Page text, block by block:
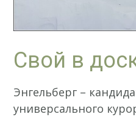
Свой в
Энгельберг –
универсального